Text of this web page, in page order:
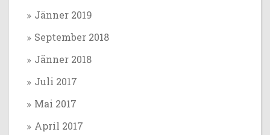
Jänner 2019
September 2018
Jänner 2018
Juli 2017
Mai 2017
April 2017